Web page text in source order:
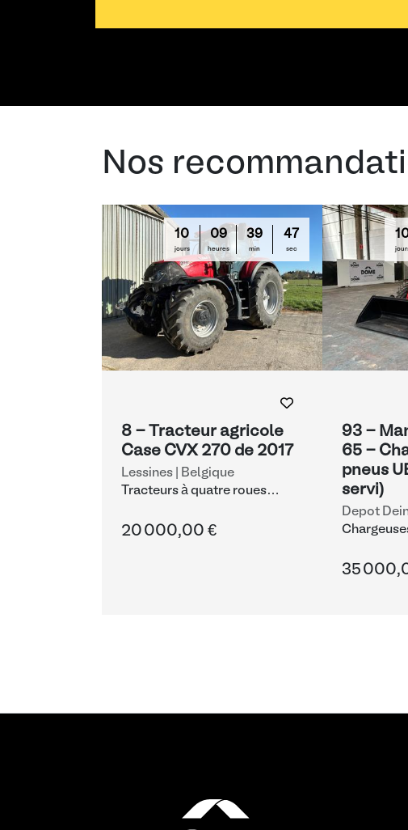
Nos
10
jours
09
heures
39
min
47
sec
8 - Tracteur agricole
Case CVX 270 de 2017
Lessines | Belgique
Tracteurs à quatre roues
20 000,00 €
93 -
65 -
pneus
servi)
Depot
35